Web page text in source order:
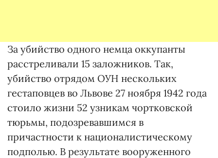
За убийство одного немца оккупанты
расстреливали 15 заложников. Так,
убийство отрядом ОУН нескольких
гестаповцев во Львове 27 ноября 1942 года
стоило жизни 52 узникам чортковской
тюрьмы, подозревавшимся в
причастности к националистическому
подполью. В результате вооруженного